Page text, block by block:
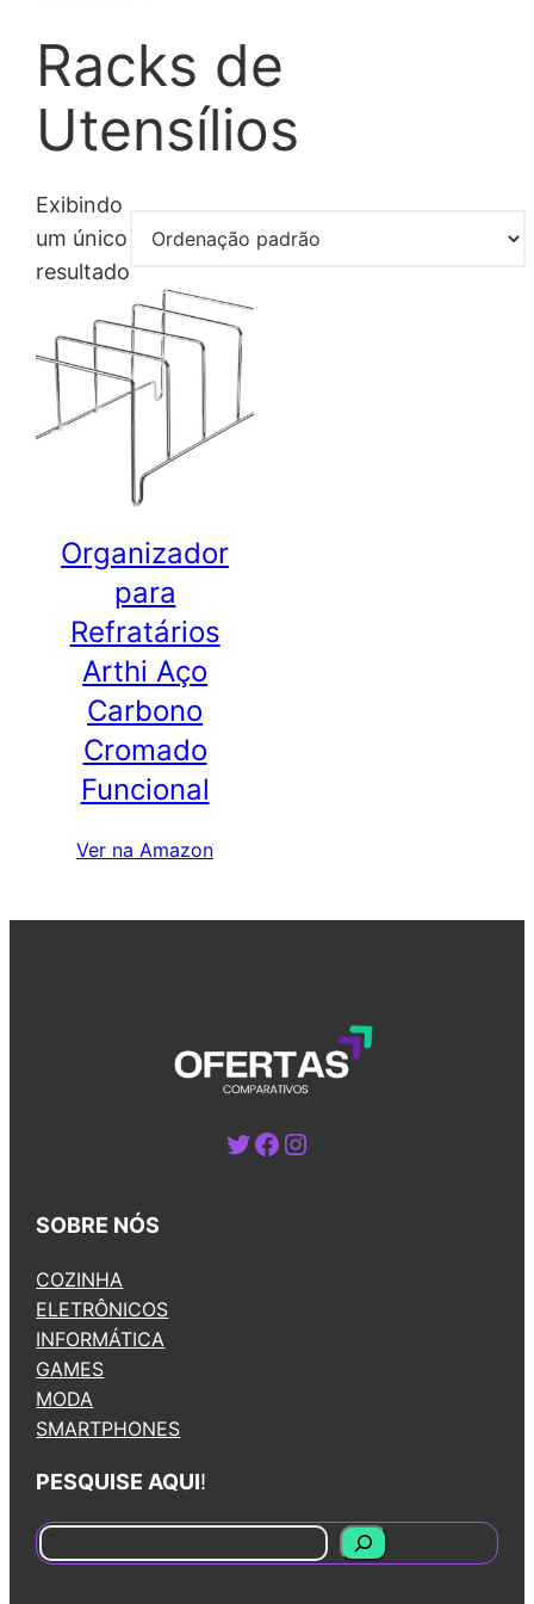
Racks de
Utensílios
Exibindo
um único
resultado
Organizador
para
Refratários
Arthi Aço
Carbono
Cromado
Funcional
Ver na Amazon
Twitter Facebook Instagram
SOBRE NÓS
COZINHA
ELETRÔNICOS
INFORMÁTICA
GAMES
MODA
SMARTPHONES
PESQUISE AQUI!
S
e